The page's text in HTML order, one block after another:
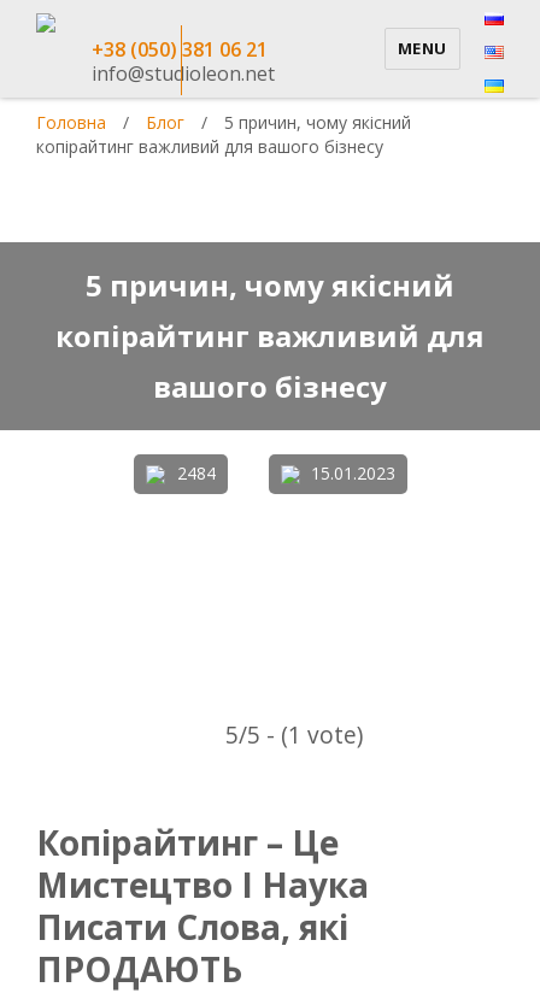
+38 (050) 381 06 21
info@studioleon.net
MENU
Головна / Блог /
5 причин, чому якісний
копірайтинг важливий для вашого бізнесу
5 причин, чому якісний
копірайтинг важливий для
вашого бізнесу
2484 15.01.2023
5/5 - (1 vote)
Копірайтинг – Це
Мистецтво І Наука
Писати Слова, які
ПРОДАЮТЬ